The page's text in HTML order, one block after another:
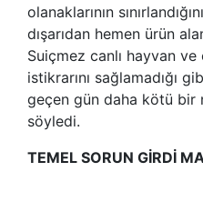
olanaklarının
dışarıdan hemen ürün
Suiçmez canlı hayvan ve
istikrarını sağlamadığı
geçen gün daha kötü bir
söyledi.
TEMEL SORUN GİRDİ